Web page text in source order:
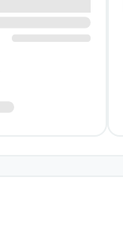
از جهان
کامل
مطرح ایرانی پس
لطیف و